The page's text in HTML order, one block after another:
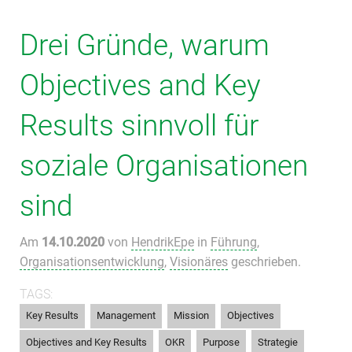
Drei Gründe, warum
Objectives and Key
Results sinnvoll für
soziale Organisationen
sind
Am 14.10.2020 von HendrikEpe in Führung,
Organisationsentwicklung, Visionäres geschrieben.
TAGS:
Key Results Management Mission Objectives
Objectives and Key Results OKR Purpose Strategie